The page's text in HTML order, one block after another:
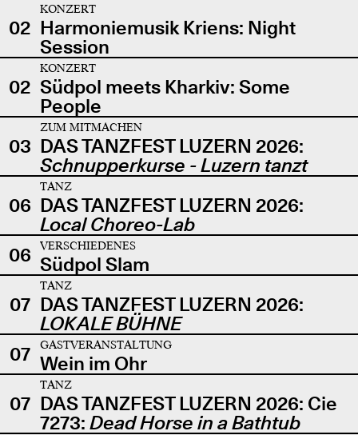
02
KONZERT
Harmoniemusik Kriens: Night
Session
02
KONZERT
Südpol meets Kharkiv: Some
People
03
ZUM MITMACHEN
DAS TANZFEST LUZERN 2026:
Schnupperkurse - Luzern tanzt
06
TANZ
DAS TANZFEST LUZERN 2026:
Local Choreo-Lab
06
VERSCHIEDENES
Südpol Slam
07
TANZ
DAS TANZFEST LUZERN 2026:
LOKALE BÜHNE
07
GASTVERANSTALTUNG
Wein im Ohr
07
TANZ
DAS TANZFEST LUZERN 2026: Cie
7273: Dead Horse in a Bathtub